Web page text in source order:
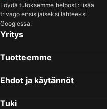
Löydä tuloksemme helposti: lisää
trivago ensisijaiseksi lähteeksi
Googlessa.
Yritys
Tuotteemme
Ehdot ja käytännöt
Tuki